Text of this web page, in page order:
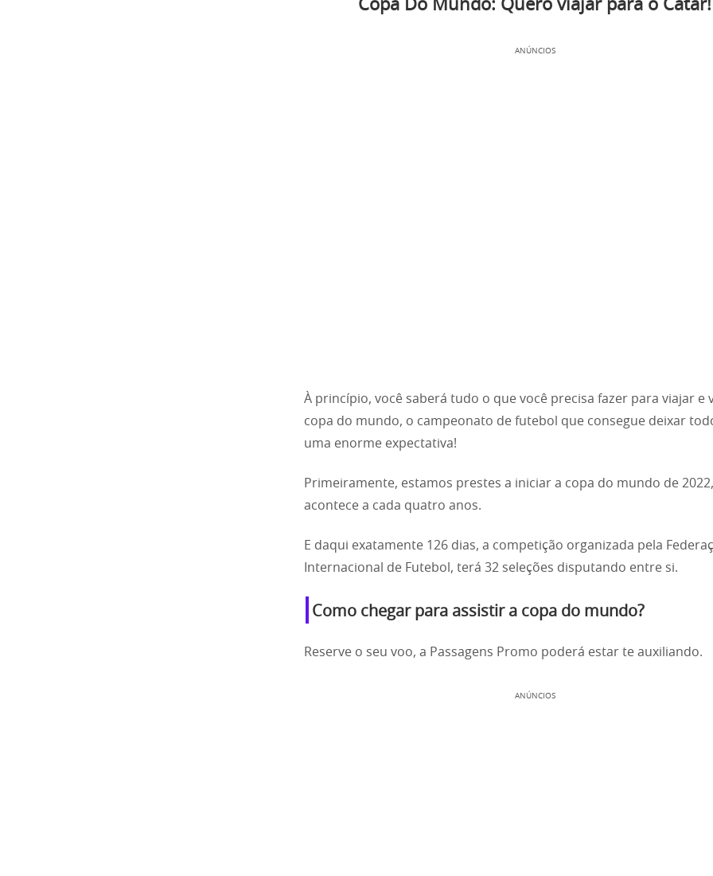
Copa Do Mundo: Quero viajar para o Catar!
ANÚNCIOS
À princípio, você saberá tudo o que você precisa fazer para viajar e
copa do mundo, o campeonato de futebol que consegue deixar
uma enorme expectativa!
Primeiramente, estamos prestes a iniciar a copa do mundo de 2022,
acontece a cada quatro anos.
E daqui exatamente 126 dias, a competição organizada pela
Internacional de Futebol, terá 32 seleções disputando entre si.
Como chegar para assistir a copa do mundo?
Reserve o seu voo, a Passagens Promo poderá estar te auxiliando.
ANÚNCIOS